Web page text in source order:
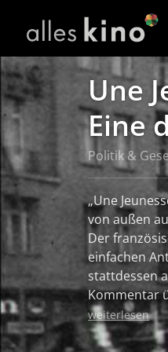
Une
Eine
Politik &
„Une
von außen
Der
einfachen
stattdessen
Kommentar
Konflikt
Ein Krieg,
weiterlesen